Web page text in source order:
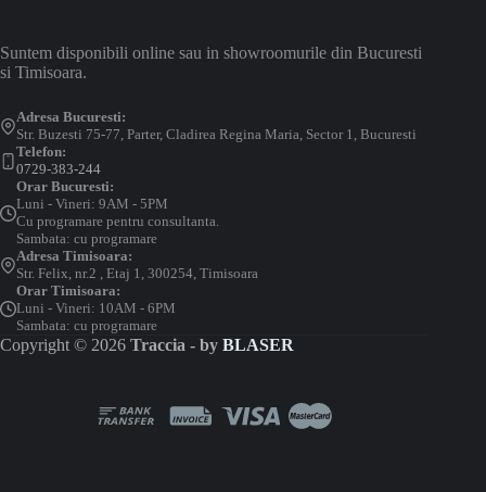
Suntem disponibili online sau in showroomurile din Bucuresti
si Timisoara.
Adresa Bucuresti:
Str. Buzesti 75-77, Parter, Cladirea Regina Maria, Sector 1, Bucuresti
Telefon:
0729-383-244
Orar Bucuresti:
Luni - Vineri: 9AM - 5PM
Cu programare pentru consultanta.
Sambata: cu programare
Adresa Timisoara:
Str. Felix, nr.2 , Etaj 1, 300254, Timisoara
Orar Timisoara:
Luni - Vineri: 10AM - 6PM
Sambata: cu programare
Copyright © 2026 Traccia - by BLASER